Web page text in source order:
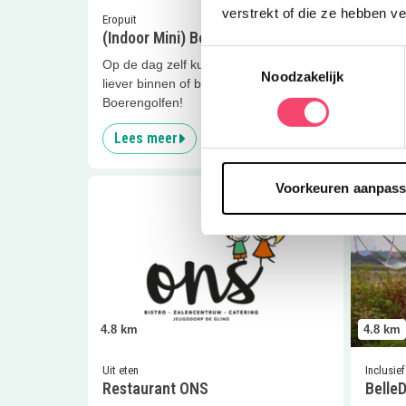
verstrekt of die ze hebben
Noodzakelijk
Voorkeuren
Eropuit
(Indoor Mini) Boerengolf
Op de dag zelf kun nog je bepalen of je
liever binnen of buiten wilt
Boerengolfen!
Lees meer
Clubjes
aan
4.8 km
Uit eten
Restaurant ONS
4.8 km
Inclusief
Lees